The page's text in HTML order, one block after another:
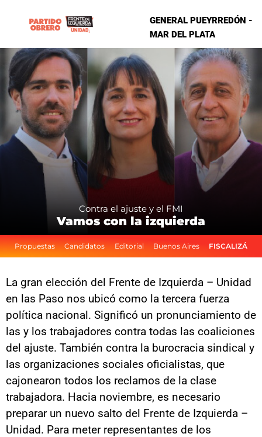
GENERAL PUEYRREDÓN -
MAR DEL PLATA
Contra el ajuste y el FMI
Vamos con la izquierda
Propuestas Candidatos Editorial Buenos Aires FISCALIZÁ
La gran elección del Frente de Izquierda – Unidad
en las Paso nos ubicó como la tercera fuerza
política nacional. Significó un pronunciamiento de
las y los trabajadores contra todas las coaliciones
del ajuste. También contra la burocracia sindical y
las organizaciones sociales oficialistas, que
cajonearon todos los reclamos de la clase
trabajadora. Hacia noviembre, es necesario
preparar un nuevo salto del Frente de Izquierda –
Unidad. Para meter representantes de los